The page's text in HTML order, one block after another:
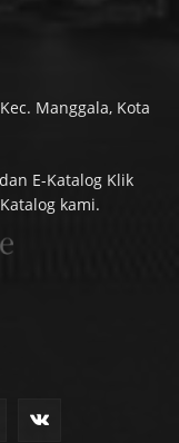
Manggala, Kota
E-Katalog Klik
kami.